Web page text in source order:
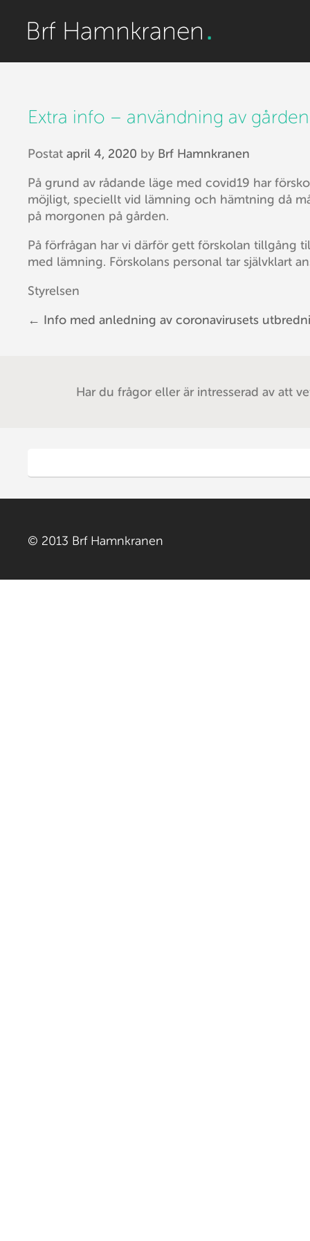
Extra info – användning av gården
Postat april 4, 2020 by Brf Hamnkranen
På grund av rådande läge med covid19 har
möjligt, speciellt vid lämning och hämtning då
på morgonen på gården.
På förfrågan har vi därför gett förskolan tillgång
med lämning. Förskolans personal tar självklart
Styrelsen
← Info med anledning av coronavirusets
Har du frågor eller är intresserad av att
© 2013 Brf Hamnkranen